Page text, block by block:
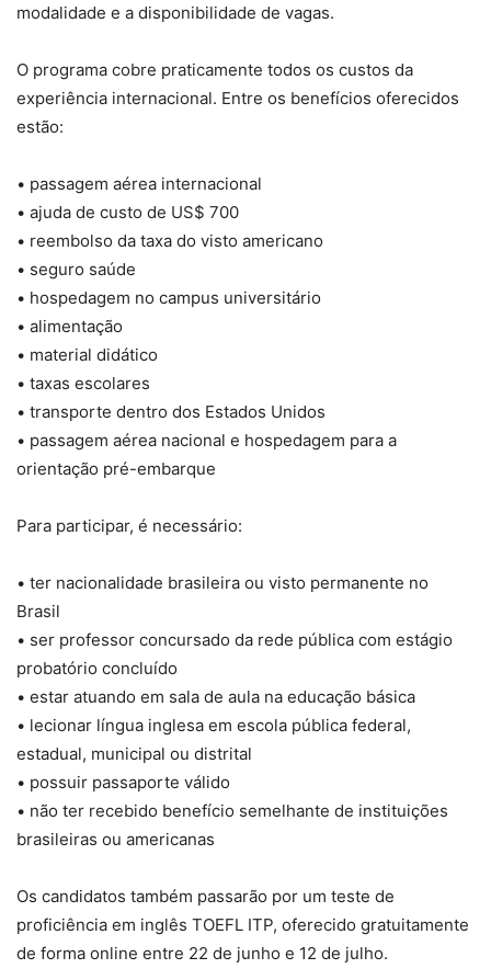
modalidade e a disponibilidade de vagas.
O programa cobre praticamente todos os custos da
experiência internacional. Entre os benefícios oferecidos
estão:
• passagem aérea internacional
• ajuda de custo de US$ 700
• reembolso da taxa do visto americano
• seguro saúde
• hospedagem no campus universitário
• alimentação
• material didático
• taxas escolares
• transporte dentro dos Estados Unidos
• passagem aérea nacional e hospedagem para a
orientação pré-embarque
Para participar, é necessário:
• ter nacionalidade brasileira ou visto permanente no
Brasil
• ser professor concursado da rede pública com estágio
probatório concluído
• estar atuando em sala de aula na educação básica
• lecionar língua inglesa em escola pública federal,
estadual, municipal ou distrital
• possuir passaporte válido
• não ter recebido benefício semelhante de instituições
brasileiras ou americanas
Os candidatos também passarão por um teste de
proficiência em inglês TOEFL ITP, oferecido gratuitamente
de forma online entre 22 de junho e 12 de julho.